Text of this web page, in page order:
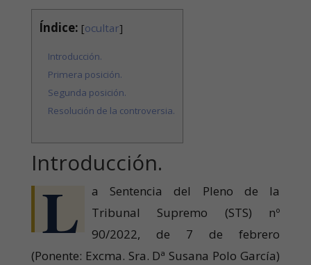
Índice: [ocultar]
Introducción.
Primera posición.
Segunda posición.
Resolución de la controversia.
Introducción.
L
a Sentencia del Pleno de la
Tribunal Supremo (STS) nº
90/2022, de 7 de febrero
(Ponente: Excma. Sra. Dª Susana Polo García)